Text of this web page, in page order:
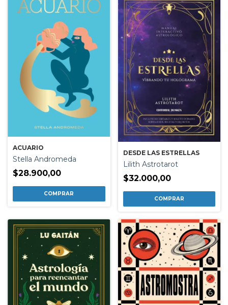
ACUARIO
Stella Andromeda
$28.900,00
DESDE LAS ESTRELLAS
Lilith Astrotarot
$32.000,00